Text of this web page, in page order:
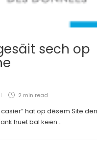
sech op
2 min read
hat op dësem Site den
huet bal keen...